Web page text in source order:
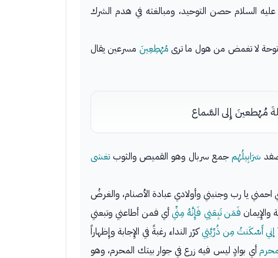
عليه السلام حصن التوحيد، ومبالغته في هدم الشرك
لا تغمض من هول ما ترى مُهْطِعِينَ مسرعين يقال
مُهْطعينَ إِلى السَّماع
سَرَابِيلُهُمجمع سربال وهو القميص والثوب تغشى
احمني يا رب وجنبني وأولادي عبادة الأصنام، والغرضُ
فَمَن تَبِعَنِي فَإِنَّهُ مِنِّيأي فمن أطاعني وتبعني
إني أَسْكَنتُ مِن ذُرِّيَّتِيكرّر النداء رغبةً في الإِجابة وإِظهاراً
أي بوادٍ ليس فيه زرع في جوار بيتك المحرم، وهو